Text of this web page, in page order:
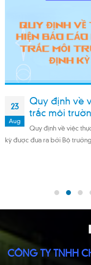
23
Aug
Quy định về
trắc môi
Quy định về việc
kỳ được đưa ra bởi Bộ
CÔNG TY TNHH